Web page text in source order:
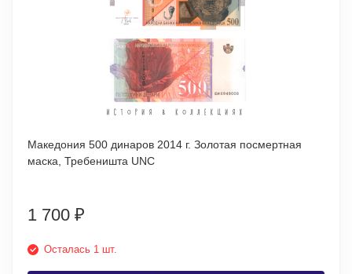
Македония 500 динаров 2014 г. Золотая посмертная
маска, Требеништа UNC
1 700 ₽
Осталась 1 шт.